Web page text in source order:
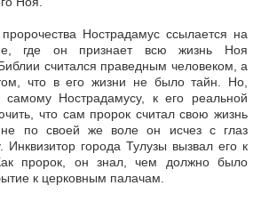
Нострадамус ссылается на
где он признает всю жизнь Ноя
считался праведным человеком, а
что в его жизни не было тайн. Но,
Нострадамусу, к его реальной
что сам пророк считал свою жизнь
не по своей же воле он исчез с глаз
Инквизитор города Тулузы вызвал его к
пророк, он знал, чем должно было
к церковным палачам.